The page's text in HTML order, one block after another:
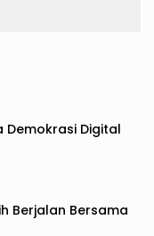
Demokrasi Digital
Berjalan Bersama